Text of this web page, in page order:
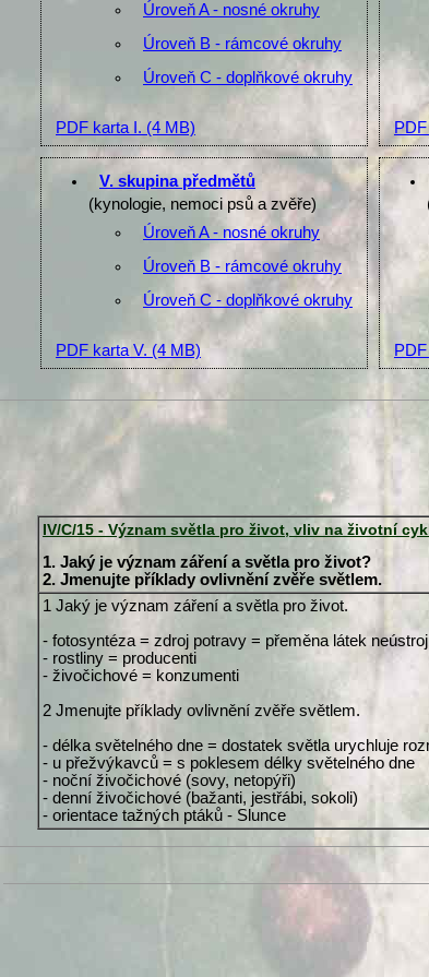
Úroveň A - nosné okruhy
Úroveň B - rámcové okruhy
Úroveň C - doplňkové okruhy
PDF karta I. (4 MB)
V. skupina předmětů
(kynologie, nemoci psů a zvěře)
Úroveň A - nosné okruhy
Úroveň B - rámcové okruhy
Úroveň C - doplňkové okruhy
PDF karta V. (4 MB)
IV/C/15 - Význam světla pro život, vliv na životní
1. Jaký je význam záření a světla pro život?
2. Jmenujte příklady ovlivnění zvěře světlem.
1 Jaký je význam záření a světla pro život.
- fotosyntéza = zdroj potravy = přeměna látek
- rostliny = producenti
- živočichové = konzumenti
2 Jmenujte příklady ovlivnění zvěře světlem.
- délka světelného dne = dostatek světla urychluje
- u přežvýkavců = s poklesem délky světelného dne
- noční živočichové (sovy, netopýři)
- denní živočichové (bažanti, jestřábi, sokoli)
- orientace tažných ptáků - Slunce